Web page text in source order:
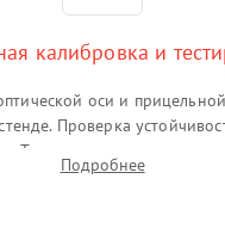
калибровка и
оси и
Проверка
Тестирование качества
обнаружения и
Подробнее